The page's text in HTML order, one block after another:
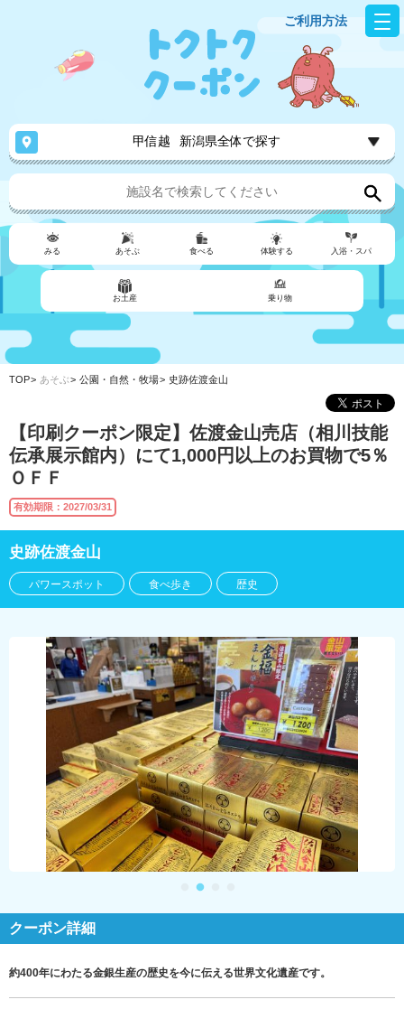
ご利用方法
甲信越 新潟県全体で探す
みる あそぶ 食べる 体験する 入浴・スパ
お土産 乗り物
TOP あそぶ 公園・自然・牧場 史跡佐渡金山
【印刷クーポン限定】佐渡金山売店（相川技能
伝承展示館内）にて1,000円以上のお買物で5％
ＯＦＦ
有効期限：2027/03/31
史跡佐渡金山
パワースポット 食べ歩き 歴史
クーポン詳細
約400年にわたる金銀生産の歴史を今に伝える世界文化遺産です。